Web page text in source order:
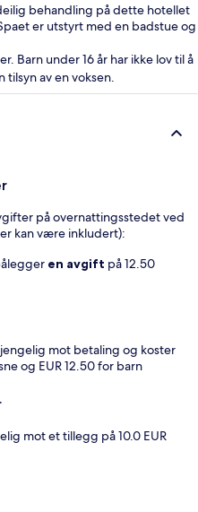
behandling på dette hotellet
er utstyrt med en badstue og
Barn under 16 år har ikke lov til å
av en voksen.
på overnattingsstedet ved
kan være inkludert):
en avgift på 12.50
mot betaling og koster
og EUR 12.50 for barn
mot et tillegg på 10.0 EUR